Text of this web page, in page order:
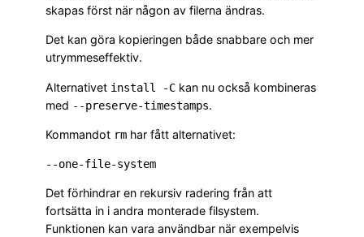
skapas först när någon av filerna ändras.
Det kan göra kopieringen både snabbare och mer
utrymmeseffektiv.
Alternativet install -C kan nu också kombineras
med --preserve-timestamps.
Kommandot rm har fått alternativet:
Det förhindrar en rekursiv radering från att
fortsätta in i andra monterade filsystem.
Funktionen kan vara användbar när exempelvis